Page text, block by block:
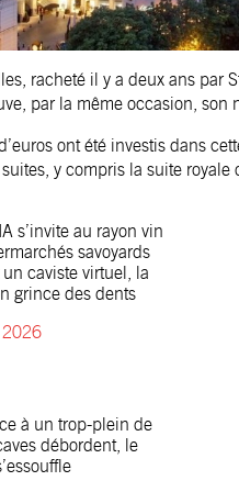
racheté il y a deux ans par
par la même occasion, son
ont été investis dans
y compris la suite royale
s’invite au rayon vin
savoyards
caviste virtuel, la
grince des dents
à un trop-plein de
débordent, le